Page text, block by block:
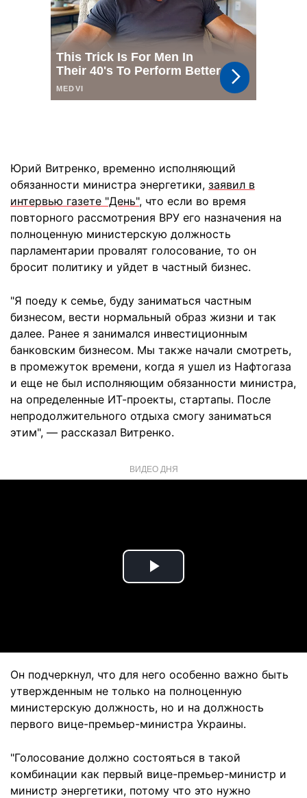
Юрий Витренко, временно исполняющий
обязанности министра энергетики, заявил в
интервью газете "День", что если во время
повторного рассмотрения ВРУ его назначения на
полноценную министерскую должность
парламентарии провалят голосование, то он
бросит политику и уйдет в частный бизнес.
"Я поеду к семье, буду заниматься частным
бизнесом, вести нормальный образ жизни и так
далее. Ранее я занимался инвестиционным
банковским бизнесом. Мы также начали смотреть,
в промежуток времени, когда я ушел из Нафтогаза
и еще не был исполняющим обязанности министра,
на определенные ИТ-проекты, стартапы. После
непродолжительного отдыха смогу заниматься
этим", — рассказал Витренко.
ВИДЕО ДНЯ
Play
Он подчеркнул, что для него особенно важно быть
утвержденным не только на полноценную
министерскую должность, но и на должность
первого вице-премьер-министра Украины.
"Голосование должно состояться в такой
комбинации как первый вице-премьер-министр и
министр энергетики, потому что это нужно